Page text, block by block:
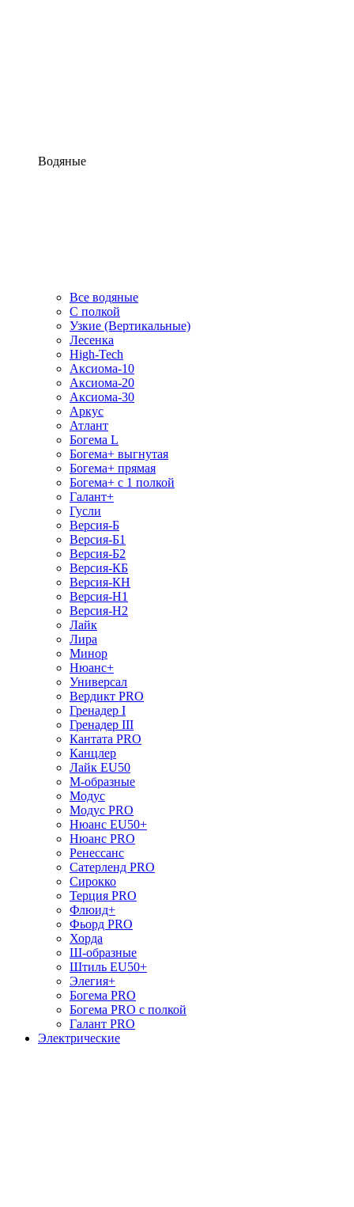
Водяные
Все водяные
С полкой
Узкие (Вертикальные)
Лесенка
High-Tech
Аксиома-10
Аксиома-20
Аксиома-30
Аркус
Атлант
Богема L
Богема+ выгнутая
Богема+ прямая
Богема+ с 1 полкой
Галант+
Гусли
Версия-Б
Версия-Б1
Версия-Б2
Версия-КБ
Версия-КН
Версия-Н1
Версия-Н2
Лайк
Лира
Минор
Нюанс+
Универсал
Вердикт PRO
Гренадер I
Гренадер III
Кантата PRO
Канцлер
Лайк EU50
М-образные
Модус
Модус PRO
Нюанс EU50+
Нюанс PRO
Ренессанс
Сатерленд PRO
Сирокко
Терция PRO
Флюид+
Фьорд PRO
Хорда
Ш-образные
Штиль EU50+
Элегия+
Богема PRO
Богема PRO с полкой
Галант PRO
Электрические